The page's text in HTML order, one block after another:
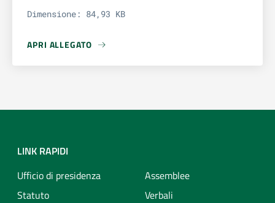
Dimensione: 84,93 KB
APRI ALLEGATO
APRI ALLEGATO COMUNICATO 5.12.24
LINK RAPIDI
Ufficio di presidenza
Statuto
Assemblee
Verbali